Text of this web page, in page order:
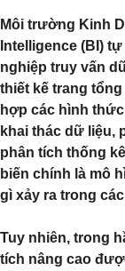
Môi trường Kinh
Intelligence (BI)
nghiệp truy vấn
thiết kế trang
hợp các hình
khai thác dữ liệu,
phân tích thống
biến chính là mô
gì xảy ra trong
Tuy nhiên, trong
tích nâng cao